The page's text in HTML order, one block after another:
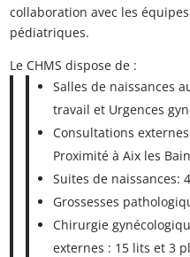
collaboration avec les
pédiatriques.
Le CHMS dispose de :
Salles de naissances
travail et Urgences
Consultations
Proximité à Aix les
Suites de naissances:
Grossesses
Chirurgie
externes : 15 lits et 3